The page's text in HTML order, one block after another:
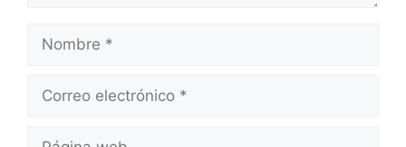
Nombre
Correo
Página